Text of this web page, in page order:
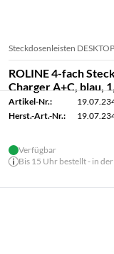
Steckdosenleisten DESKTOP
ROLINE 4-fach
Charger A+C, blau,
Artikel-Nr.:
Herst.-Art.-Nr.:
Verfügbar
Bis 15 Uhr bestellt - in